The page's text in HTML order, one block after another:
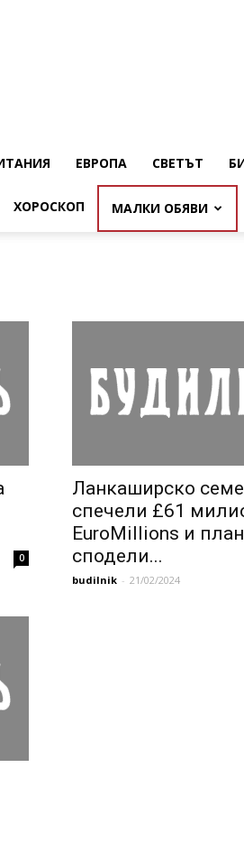
ЕВРОПА СВЕТЪТ
ХОРОСКОП МАЛКИ ОБЯВИ
0
Ланкаширско
спечели £61
EuroMillions и
сподели...
budilnik - 21/02/2024